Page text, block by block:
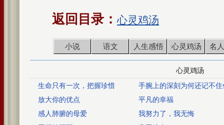
返回目录：心灵鸡汤
小说 语文 人生感悟 心灵鸡汤 名
心灵鸡汤
生命只有一次，把握珍惜
手腕上的深刻为何还记不住
放大你的优点
平凡的幸福
感人肺腑的母爱
我努力了，我无悔